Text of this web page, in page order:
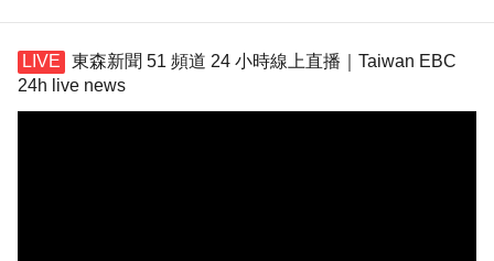
東森新聞 51 頻道 24 小時線上直播｜Taiwan EBC
24h live news